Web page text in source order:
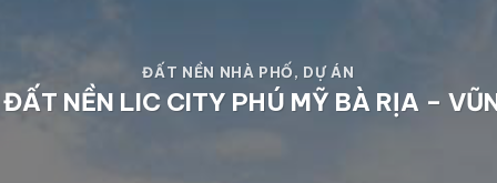
ĐẤT NỀN NHÀ PHỐ, DỰ ÁN
NỀN LIC CITY PHÚ MỸ BÀ RỊA –